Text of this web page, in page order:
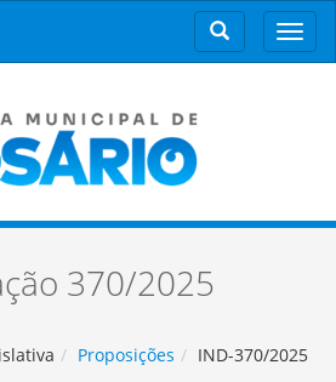
370/2025
Proposições IND-370/2025